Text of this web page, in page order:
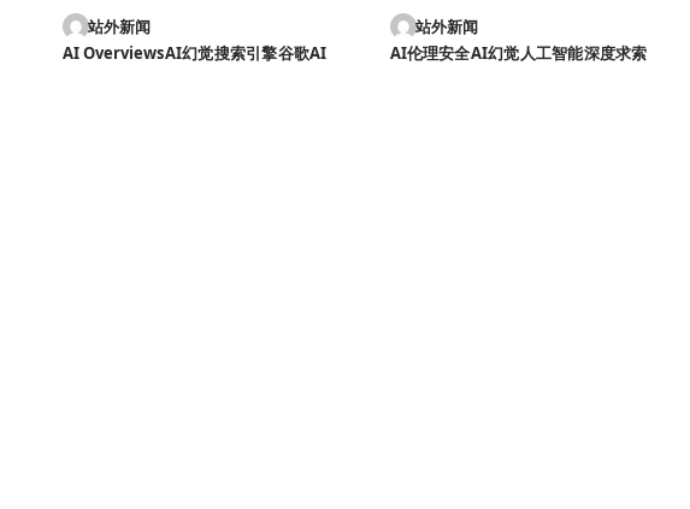
站外新闻
AI OverviewsAI幻觉搜索引擎谷歌AI
站外新闻
AI伦理安全AI幻觉人工智能深度求索